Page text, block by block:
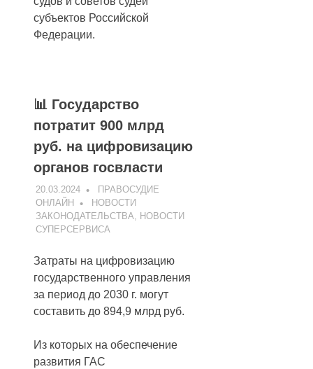
субъектов Российской
Федерации.
📊 Государство
потратит 900 млрд
руб. на цифровизацию
органов госвласти
20.03.2024
ПРАВОСУДИЕ
ОНЛАЙН
НОВОСТИ
ЗАКОНОДАТЕЛЬСТВА
НОВОСТИ
СУПЕРСЕРВИСА
Затраты на цифровизацию
государственного управления
за период до 2030 г. могут
составить до 894,9 млрд руб.
Из которых на обеспечение
развития ГАС